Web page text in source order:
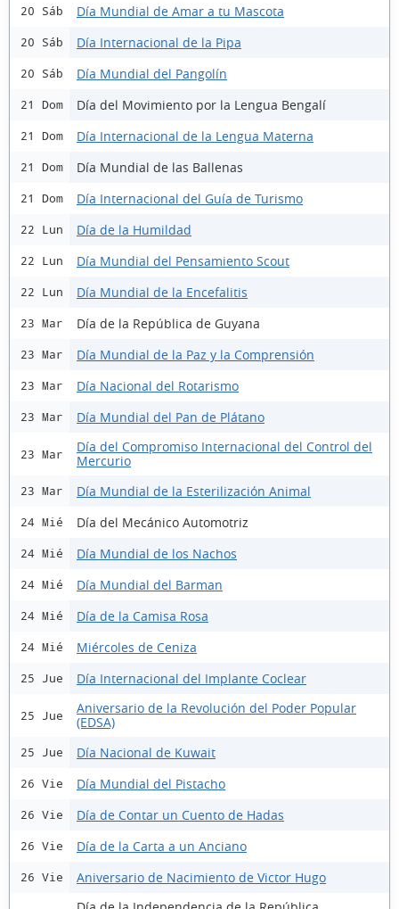
20 Sáb Día Mundial de Amar a tu Mascota
20 Sáb Día Internacional de la Pipa
20 Sáb Día Mundial del Pangolín
21 Dom Día del Movimiento por la Lengua Bengalí
21 Dom Día Internacional de la Lengua Materna
21 Dom Día Mundial de las Ballenas
21 Dom Día Internacional del Guía de Turismo
22 Lun Día de la Humildad
22 Lun Día Mundial del Pensamiento Scout
22 Lun Día Mundial de la Encefalitis
23 Mar Día de la República de Guyana
23 Mar Día Mundial de la Paz y la Comprensión
23 Mar Día Nacional del Rotarismo
23 Mar Día Mundial del Pan de Plátano
23 Mar
Día del Compromiso Internacional del Control del
Mercurio
23 Mar Día Mundial de la Esterilización Animal
24 Mié Día del Mecánico Automotriz
24 Mié Día Mundial de los Nachos
24 Mié Día Mundial del Barman
24 Mié Día de la Camisa Rosa
24 Mié Miércoles de Ceniza
25 Jue Día Internacional del Implante Coclear
25 Jue
Aniversario de la Revolución del Poder Popular
(EDSA)
25 Jue Día Nacional de Kuwait
26 Vie Día Mundial del Pistacho
26 Vie Día de Contar un Cuento de Hadas
26 Vie Día de la Carta a un Anciano
26 Vie Aniversario de Nacimiento de Victor Hugo